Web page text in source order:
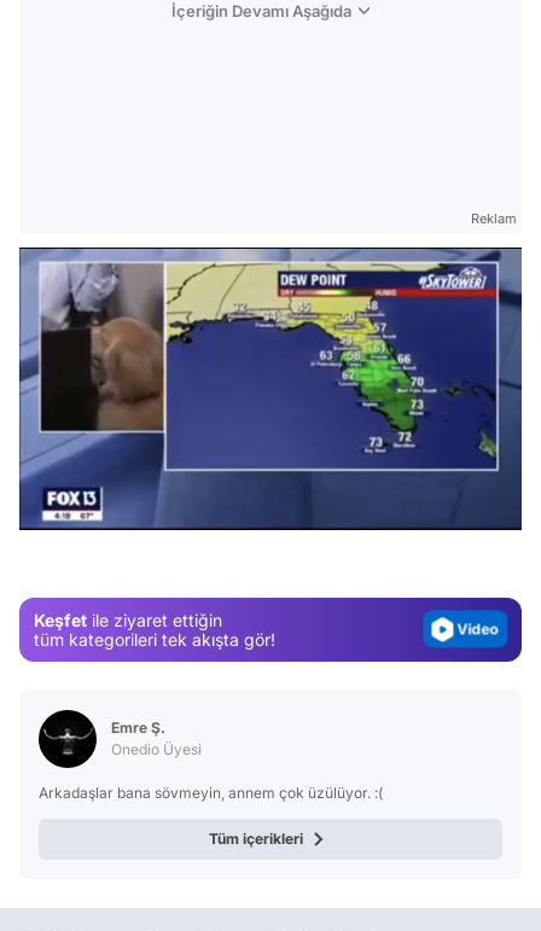
İçeriğin Devamı Aşağıda
Reklam
Keşfet ile ziyaret ettiğin
tüm kategorileri tek akışta gör!
Video
Test
Test
Emre Ş.
Onedio Üyesi
Arkadaşlar bana sövmeyin, annem çok üzülüyor. :(
Tüm içerikleri